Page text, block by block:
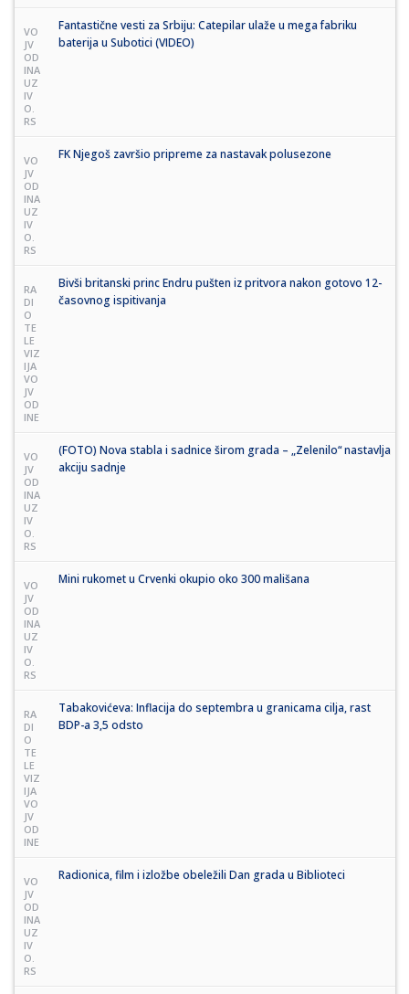
VO
JV
OD
INA
UZ
IV
O.
RS
Fantastične vesti za Srbiju: Catepilar ulaže u mega fabriku
baterija u Subotici (VIDEO)
VO
JV
OD
INA
UZ
IV
O.
RS
FK Njegoš završio pripreme za nastavak polusezone
RA
DI
O
TE
LE
VIZ
IJA
VO
JV
OD
INE
Bivši britanski princ Endru pušten iz pritvora nakon gotovo 12-
časovnog ispitivanja
VO
JV
OD
INA
UZ
IV
O.
RS
(FOTO) Nova stabla i sadnice širom grada – „Zelenilo“ nastavlja
akciju sadnje
VO
JV
OD
INA
UZ
IV
O.
RS
Mini rukomet u Crvenki okupio oko 300 mališana
RA
DI
O
TE
LE
VIZ
IJA
VO
JV
OD
INE
Tabakovićeva: Inflacija do septembra u granicama cilja, rast
BDP-a 3,5 odsto
VO
JV
OD
INA
UZ
IV
O.
RS
Radionica, film i izložbe obeležili Dan grada u Biblioteci